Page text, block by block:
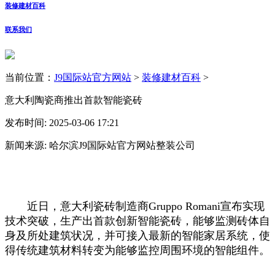
装修建材百科
联系我们
当前位置： J9国际站官方网站 > 装修建材百科 >
意大利陶瓷商推出首款智能瓷砖
发布时间: 2025-03-06 17:21
新闻来源: 哈尔滨J9国际站官方网站整装公司
近日，意大利瓷砖制造商Gruppo Romani宣布实现
技术突破，生产出首款创新智能瓷砖，能够监测砖体自
身及所处建筑状况，并可接入最新的智能家居系统，使
得传统建筑材料转变为能够监控周围环境的智能组件。